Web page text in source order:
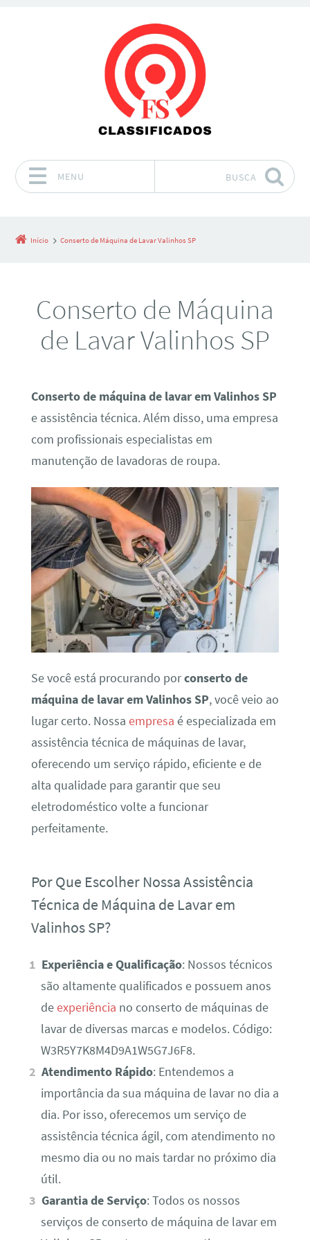
MENU BUSCA
Início Conserto de Máquina de Lavar Valinhos SP
Conserto de Máquina
de Lavar Valinhos SP
Conserto de máquina de lavar em Valinhos SP
e assistência técnica. Além disso, uma empresa
com profissionais especialistas em
manutenção de lavadoras de roupa.
Se você está procurando porconserto de
máquina de lavar em Valinhos SP, você veio ao
lugar certo. Nossa empresa é especializada em
assistência técnica de máquinas de lavar,
oferecendo um serviço rápido, eficiente e de
alta qualidade para garantir que seu
eletrodoméstico volte a funcionar
perfeitamente.
Por Que Escolher Nossa Assistência
Técnica de Máquina de Lavar em
Valinhos SP?
Experiência e Qualificação: Nossos técnicos
são altamente qualificados e possuem anos
deexperiência no conserto de máquinas de
lavar de diversas marcas e modelos. Código:
W3R5Y7K8M4D9A1W5G7J6F8.
Atendimento Rápido: Entendemos a
importância da sua máquina de lavar no dia a
dia. Por isso, oferecemos um serviço de
assistência técnica ágil, com atendimento no
mesmo dia ou no mais tardar no próximo dia
útil.
Garantia de Serviço: Todos os nossos
serviços de conserto de máquina de lavar em